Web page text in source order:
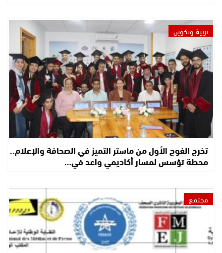
تربية وتكوين
تخرج الفوج الأول من ماستر التميز في الصحافة والإعلام..
محطة تؤسس لمسار أكاديمي واعد في…
مجتمع